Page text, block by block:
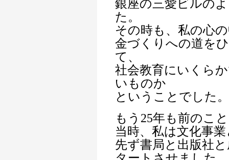
銀座の三愛ビルの
た。
その時も、私の心
金づくりへの道を
て、
社会教育にいくら
いものか
ということでした。
もう25年も前のこ
当時、私は文化事
先ず書局と出版社